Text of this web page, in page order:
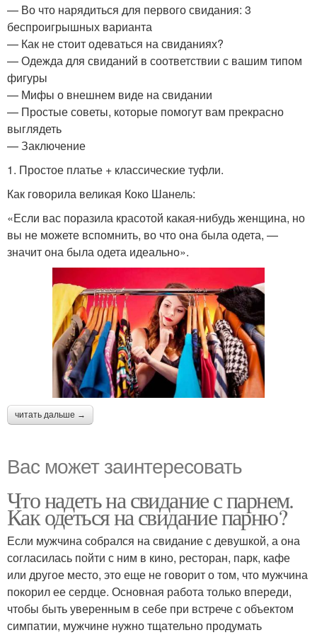
— Во что нарядиться для первого свидания: 3
беспроигрышных варианта
— Как не стоит одеваться на свиданиях?
— Одежда для свиданий в соответствии с вашим типом
фигуры
— Мифы о внешнем виде на свидании
— Простые советы, которые помогут вам прекрасно
выглядеть
— Заключение
1. Простое платье + классические туфли.
Как говорила великая Коко Шанель:
«Если вас поразила красотой какая-нибудь женщина, но
вы не можете вспомнить, во что она была одета, —
значит она была одета идеально».
читать дальше →
Вас может заинтересовать
Что надеть на свидание с парнем.
Как одеться на свидание парню?
Если мужчина собрался на свидание с девушкой, а она
согласилась пойти с ним в кино, ресторан, парк, кафе
или другое место, это еще не говорит о том, что мужчина
покорил ее сердце. Основная работа только впереди,
чтобы быть уверенным в себе при встрече с объектом
симпатии, мужчине нужно тщательно продумать